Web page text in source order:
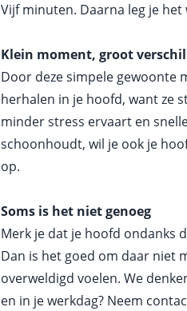
Vijf minuten. Daarna leg je het
Klein moment, groot verschil
Door deze simpele gewoonte
herhalen in je hoofd, want ze
minder stress ervaart en
schoonhoudt, wil je ook je
op.
Soms is het niet genoeg
Merk je dat je hoofd ondanks
Dan is het goed om daar niet
overweldigd voelen. We
en in je werkdag? Neem